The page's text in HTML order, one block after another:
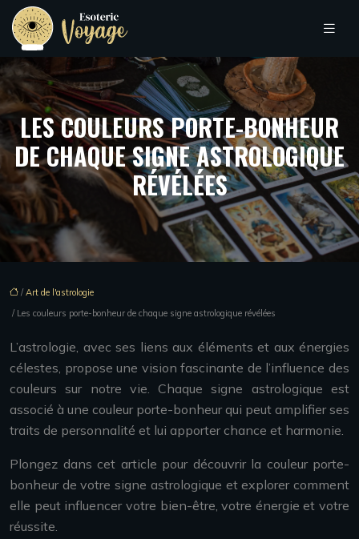
LES COULEURS PORTE-BONHEUR
DE CHAQUE SIGNE ASTROLOGIQUE
RÉVÉLÉES
/Art de l'astrologie
/ Les couleurs porte-bonheur de chaque signe astrologique révélées
L’astrologie, avec ses liens aux éléments et aux énergies
célestes, propose une vision fascinante de l’influence des
couleurs sur notre vie. Chaque signe astrologique est
associé à une couleur porte-bonheur qui peut amplifier ses
traits de personnalité et lui apporter chance et harmonie.
Plongez dans cet article pour découvrir la couleur porte-
bonheur de votre signe astrologique et explorer comment
elle peut influencer votre bien-être, votre énergie et votre
réussite.